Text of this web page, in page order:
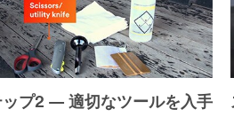
ップ2 — 適切なツールを入手